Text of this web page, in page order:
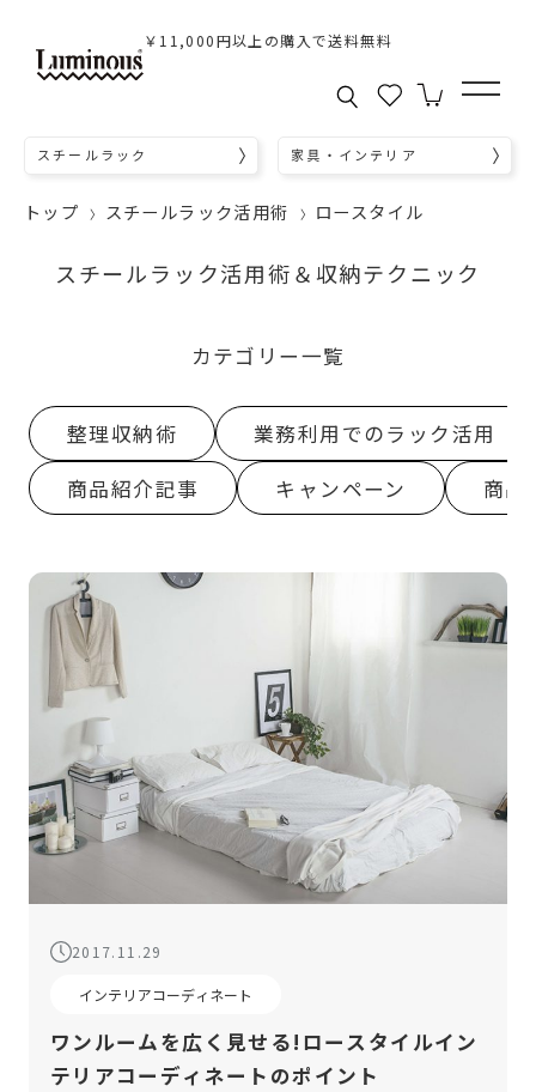
￥11,000円以上の購入で送料無料
スチールラック 家具・インテリア
トップ スチールラック活用術 ロースタイル
スチールラック活用術＆収納テクニック
カテゴリー一覧
整理収納術
業務利用でのラック活用
商品紹介記事
キャンペーン 商品
2017.11.29
インテリアコーディネート
ワンルームを広く見せる!ロースタイルイン
テリアコーディネートのポイント